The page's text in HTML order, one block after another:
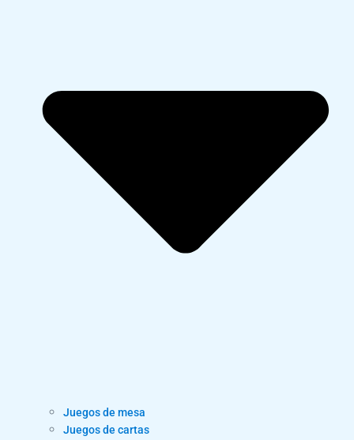
Juegos de mesa
Juegos de cartas